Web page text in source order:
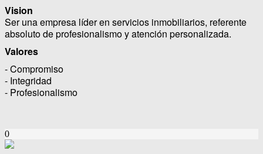
Vision
Ser una empresa líder en servicios inmobiliarios, referente
absoluto de profesionalismo y atención personalizada.
Valores
- Compromiso
- Integridad
- Profesionalismo
0